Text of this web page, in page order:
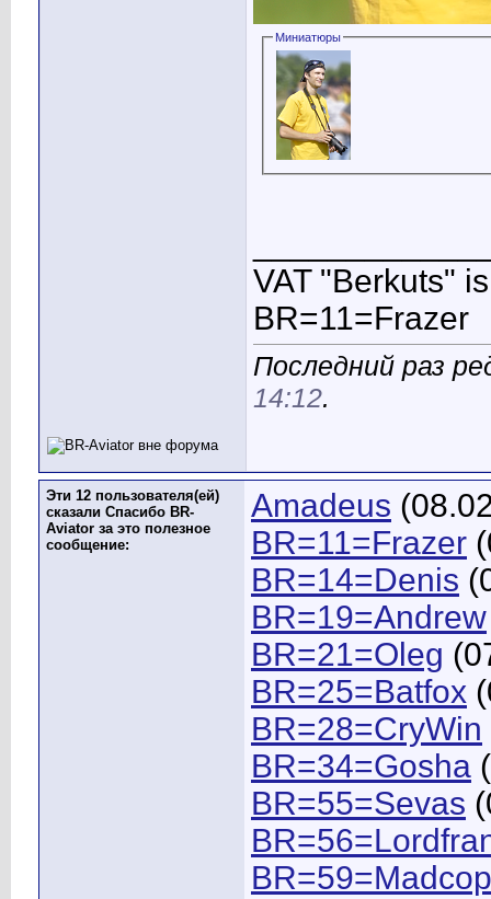
Миниатюры
VAT "Berkuts"
BR=11=Frazer
Последний раз
14:12.
Эти 12 пользователя(ей)
сказали Спасибо BR-
Aviator за это полезное
сообщение:
Amadeus
BR=11=Frazer
BR=14=Denis
BR=19=Andrew
BR=21=Oleg
BR=25=Batfox
BR=28=CryWin
BR=34=Gosha
BR=55=Sevas
BR=59=Madcop